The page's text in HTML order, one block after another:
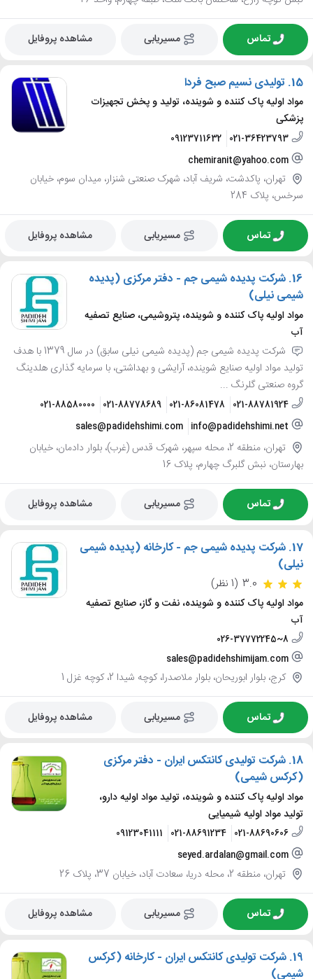
تماس مسیریابی مشاهده پروفایل
15. تولیدی نسیم صبح فردا
مواد اولیه پاک کننده و شوینده، تولید و پخش تجهیزات
پزشکی
021-36423793
09123711632
chemiranit@yahoo.com
تهران، پاکدشت، شریف آباد، شهرک صنعتی شنزار، میدان سوم، خیابان
سرخس، پلاک 284
تماس مسیریابی مشاهده پروفایل
16. شرکت پدیده شیمی جم - دفتر مرکزی (پدیده
شیمی نیلی)
مواد اولیه پاک کننده و شوینده، پتروشیمی، صنایع تصفیه
آب
شرکت پدیده شیمی جم (پدیده شیمی نیلی سابق) در سال 1379 با هدف
تولید مواد اولیه صنایع شوینده، آرایشی و بهداشتی، با سرمایه گذاری هلدینگ
گروه صنعتی گلرنگ ...
021-88781924
021-86081478
021-88778689
021-88580000
info@padidehshimi.net
sales@padidehshimi.com
تهران، منطقه 2، محله سپهر، شهرک قدس (غرب)، بلوار دادمان، خیابان
بهارستان، نبش گلبرگ چهارم، پلاک 16
تماس مسیریابی مشاهده پروفایل
17. شرکت پدیده شیمی جم - کارخانه (پدیده شیمی
نیلی)
3.0 (1 نظر)
مواد اولیه پاک کننده و شوینده، نفت و گاز، صنایع تصفیه
آب
026-37772245~8
sales@padidehshimijam.com
کرج، بلوار ابوریحان، بلوار ملاصدرا، کوچه شیدا 2، کوچه غزل 1
تماس مسیریابی مشاهده پروفایل
18. شرکت تولیدی کانتکس ایران - دفتر مرکزی
(کرکس شیمی)
مواد اولیه پاک کننده و شوینده، تولید مواد اولیه دارو،
تولید مواد اولیه شیمیایی
021-88690606
021-88691234
09123041111
seyed.ardalan@gmail.com
تهران، منطقه 2، محله دریا، سعادت آباد، خیابان 37، پلاک 26
تماس مسیریابی مشاهده پروفایل
19. شرکت تولیدی کانتکس ایران - کارخانه (کرکس
شیمی)